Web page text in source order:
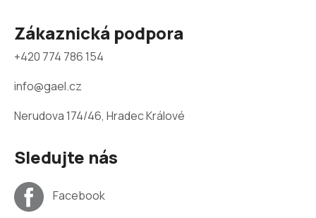
Zákaznická podpora
+420 774 786 154
info@gael.cz
Nerudova 174/46, Hradec Králové
Sledujte nás
Facebook